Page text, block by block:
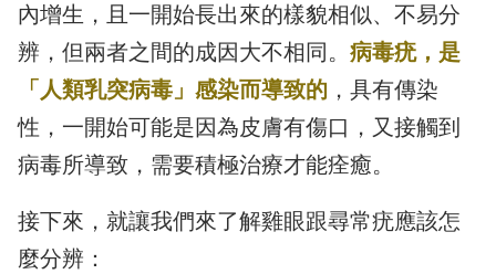
內增生，且一開始長出來的樣貌相似、不易分
辨，但兩者之間的成因大不相同。 病毒疣，是
「人類乳突病毒」感染而導致的 ，具有傳染
性，一開始可能是因為皮膚有傷口，又接觸到
病毒所導致，需要積極治療才能痊癒。
接下來，就讓我們來了解雞眼跟尋常疣應該怎
麼分辨：